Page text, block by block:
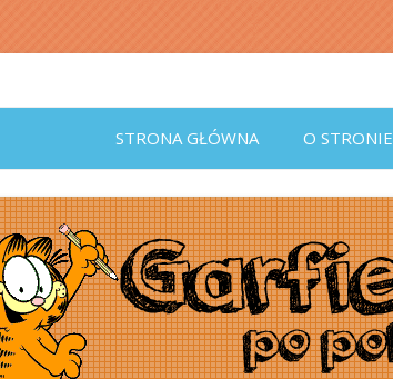
Przeskocz
treści
STRONA GŁÓWNA O STRONIE